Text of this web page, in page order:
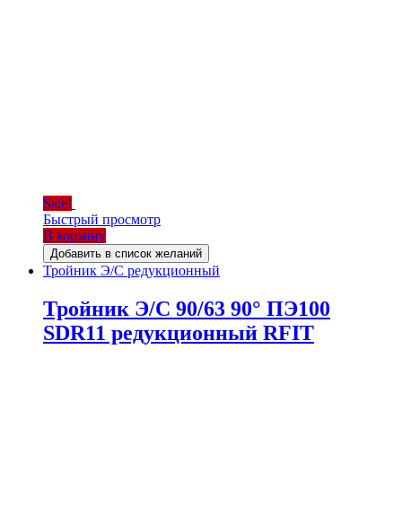
Sale!
Быстрый просмотр
В корзину
Добавить в список желаний
Тройник Э/С редукционный
Тройник Э/С 90/63 90° ПЭ100
SDR11 редукционный RFIT